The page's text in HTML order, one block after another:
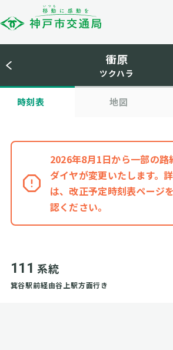
衝原
ツクハラ
時刻表 地図
2026年8月1日から一部の路
ダイヤが変更いたします。
は、改正予定時刻表ページ
認ください。
111 系統
箕谷駅前経由谷上駅方面行き